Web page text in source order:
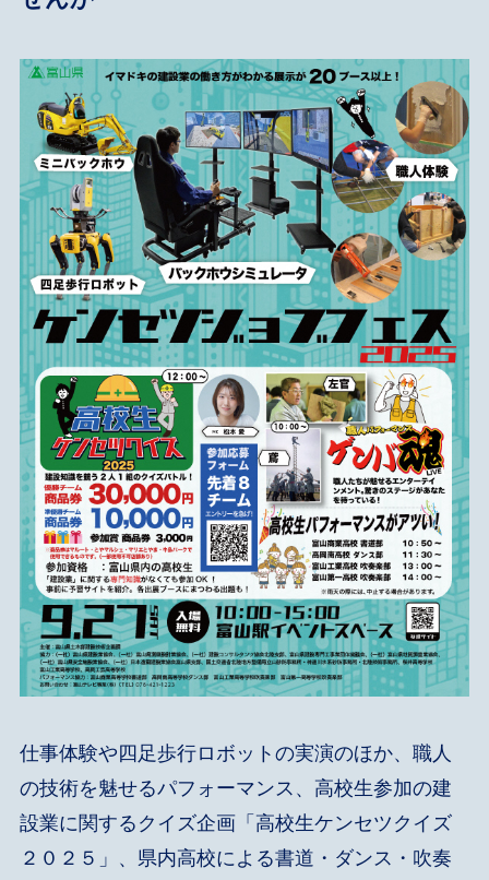
仕事体験や四足歩行ロボットの実演のほか、職人
の技術を魅せるパフォーマンス、高校生参加の建
設業に関するクイズ企画「高校生ケンセツクイズ
２０２５」、県内高校による書道・ダンス・吹奏